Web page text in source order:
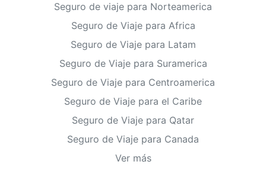
Seguro de viaje para Norteamerica
Seguro de Viaje para Africa
Seguro de Viaje para Latam
Seguro de Viaje para Suramerica
Seguro de Viaje para Centroamerica
Seguro de Viaje para el Caribe
Seguro de Viaje para Qatar
Seguro de Viaje para Canada
Ver más